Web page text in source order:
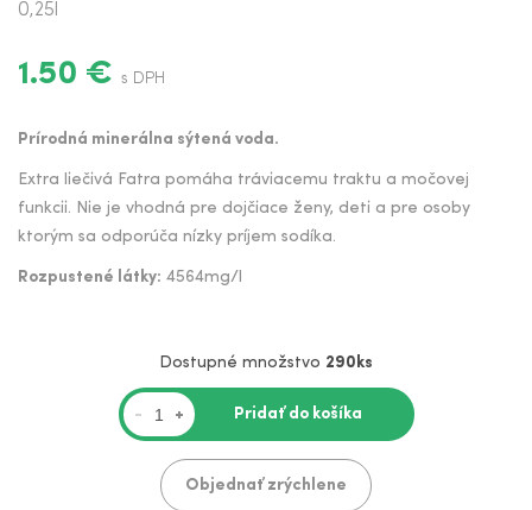
0,25l
1.50 € s DPH
Prírodná minerálna sýtená voda.
Extra liečivá Fatra pomáha tráviacemu traktu a močovej
funkcii. Nie je vhodná pre dojčiace ženy, deti a pre osoby
ktorým sa odporúča nízky príjem sodíka.
Rozpustené látky: 4564mg/l
Dostupné množstvo 290ks
- + Pridať do košíka
Objednať zrýchlene